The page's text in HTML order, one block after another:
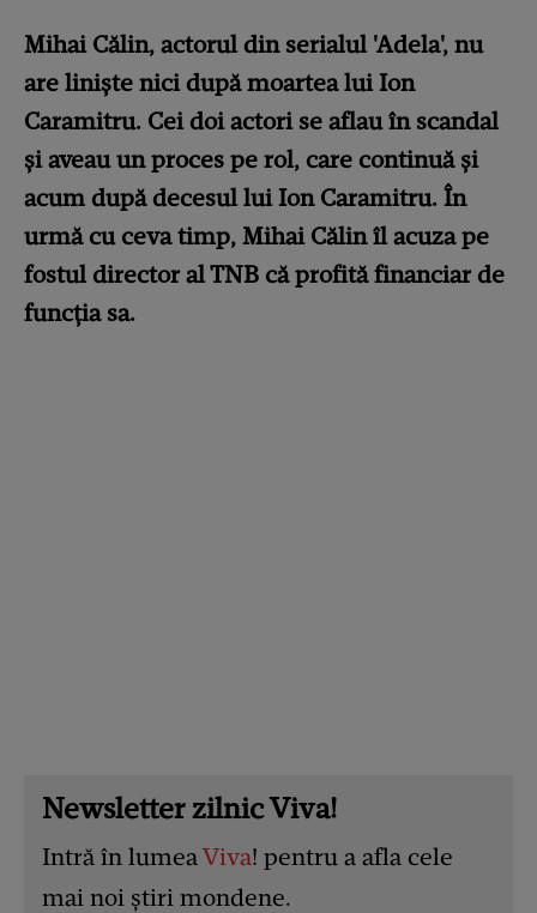
Mihai Călin, actorul din serialul 'Adela', nu
are liniște nici după moartea lui Ion
Caramitru. Cei doi actori se aflau în scandal
și aveau un proces pe rol, care continuă și
acum după decesul lui Ion Caramitru. În
urmă cu ceva timp, Mihai Călin îl acuza pe
fostul director al TNB că profită financiar de
funcția sa.
Newsletter zilnic Viva!
Intră în lumeaViva! pentru a afla cele
mai noi știri mondene.